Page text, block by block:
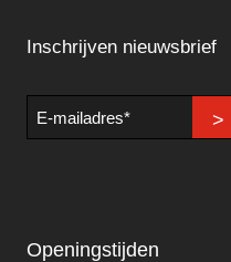
Inschrijven nieuwsbrief
E-
mailadres
>
Openingstijden